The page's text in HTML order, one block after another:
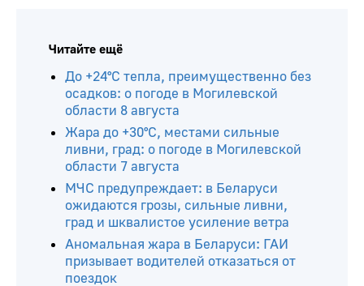
Читайте ещё
До +24°С тепла, преимущественно без
осадков: о погоде в Могилевской
области 8 августа
Жара до +30°С, местами сильные
ливни, град: о погоде в Могилевской
области 7 августа